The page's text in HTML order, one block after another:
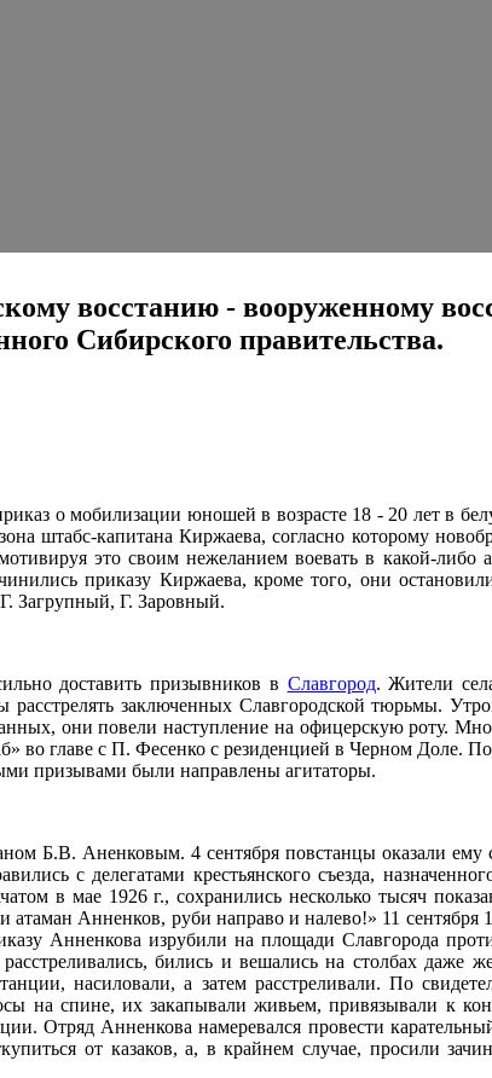
восстанию - вооруженному
Сибирского правительства.
о мобилизации юношей в возрасте 18 - 20 лет в
штабс-капитана Киржаева, согласно которому
это своим нежеланием воевать в какой-
приказу Киржаева, кроме того, они
Загрупный, Г. Заровный.
доставить призывников в Славгород. Жители
заключенных Славгородской тюрьмы.
они повели наступление на офицерскую роту.
во главе с П. Фесенко с резиденцией в Черном Доле.
призывами были направлены агитаторы.
Б.В. Аненковым. 4 сентября повстанцы оказали
с делегатами крестьянского съезда,
в мае 1926 г., сохранились несколько тысяч
Анненков, руби направо и налево!» 11
Анненкова изрубили на площади Славгорода
бились и вешались на столбах даже
насиловали, а затем расстреливали. По
на спине, их закапывали живьем, привязывали к
Отряд Анненкова намеревался провести
от казаков, а, в крайнем случае, просили